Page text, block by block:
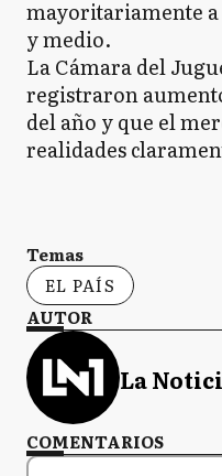
mayoritariamente
y medio.
La Cámara del
registraron
del año y que el
realidades
Temas
EL PAÍS
AUTOR
La
COMENTARIOS